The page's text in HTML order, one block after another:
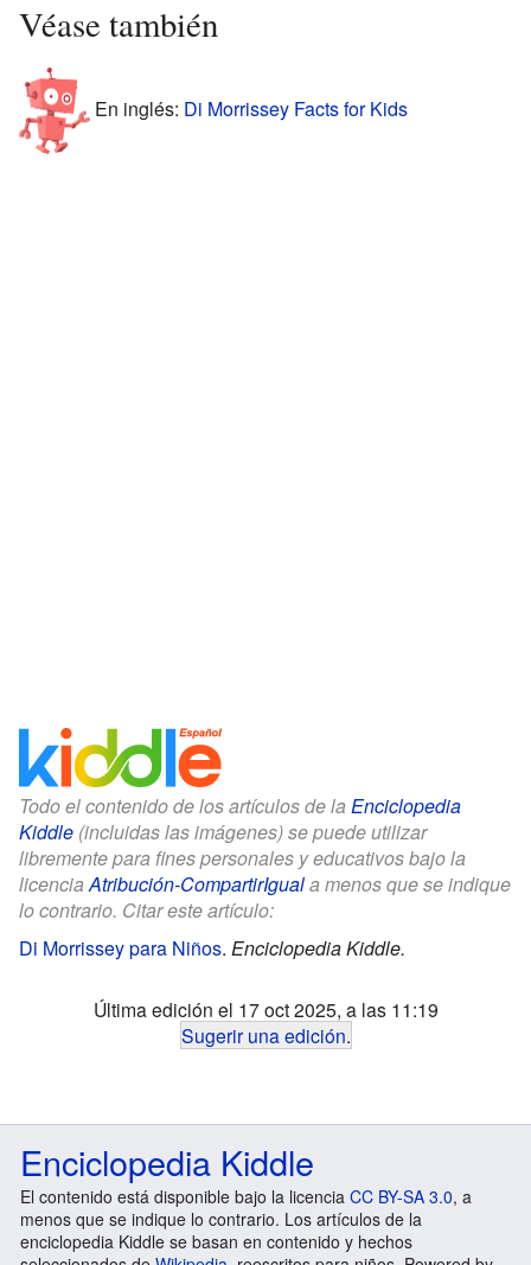
Véase también
En inglés: Di Morrissey Facts for Kids
Todo el contenido de los artículos de la Enciclopedia
Kiddle (incluidas las imágenes) se puede utilizar
libremente para fines personales y educativos bajo la
licenciaAtribución-CompartirIguala menos que se indique
lo contrario. Citar este artículo:
Di Morrissey para Niños. Enciclopedia Kiddle.
Última edición el 17 oct 2025, a las 11:19
Sugerir una edición.
Enciclopedia Kiddle
El contenido está disponible bajo la licencia CC BY-SA 3.0, a
menos que se indique lo contrario. Los artículos de la
enciclopedia Kiddle se basan en contenido y hechos